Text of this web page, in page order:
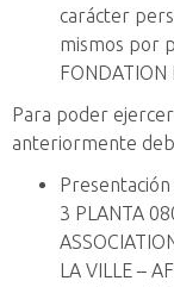
carácter
mismos por
FONDATION
Para poder
anteriormente
Presentación
3 PLANTA
LA VILLE –